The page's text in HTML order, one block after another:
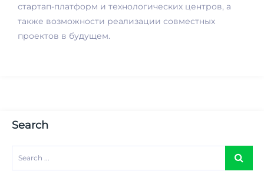
стартап-платформ и технологических центров, а
также возможности реализации совместных
проектов в будущем.
Search